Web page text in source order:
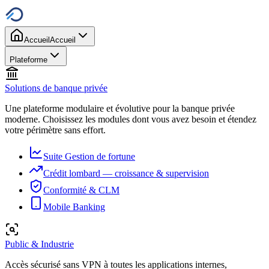
Accueil Accueil
Plateforme
Solutions de banque privée
Une plateforme modulaire et évolutive pour la banque privée
moderne. Choisissez les modules dont vous avez besoin et étendez
votre périmètre sans effort.
Suite Gestion de fortune
Crédit lombard — croissance & supervision
Conformité & CLM
Mobile Banking
Public & Industrie
Accès sécurisé sans VPN à toutes les applications internes,